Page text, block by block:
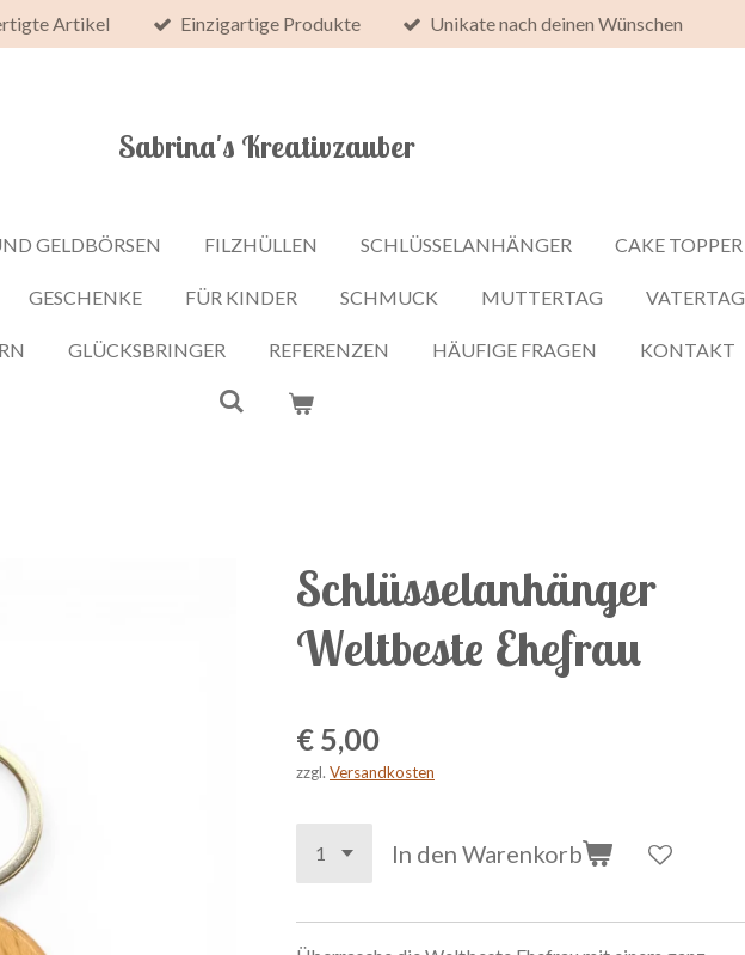
Artikel Einzigartige Produkte Unikate nach deinen Wünschen
Sabrina's Kreativzauber
GELDBÖRSEN FILZHÜLLEN SCHLÜSSELANHÄNGER CAKE TOPPER
GESCHENKE FÜR KINDER SCHMUCK MUTTERTAG VATERTAG
GLÜCKSBRINGER REFERENZEN HÄUFIGE FRAGEN KONTAKT
Schlüsselanhänger
Weltbeste Ehefrau
€ 5,00
zzgl. Versandkosten
In den Warenkorb